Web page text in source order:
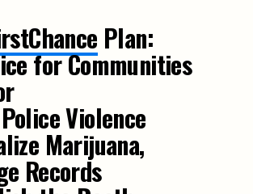
Plan:
for Communities
Violence
Marijuana,
Records